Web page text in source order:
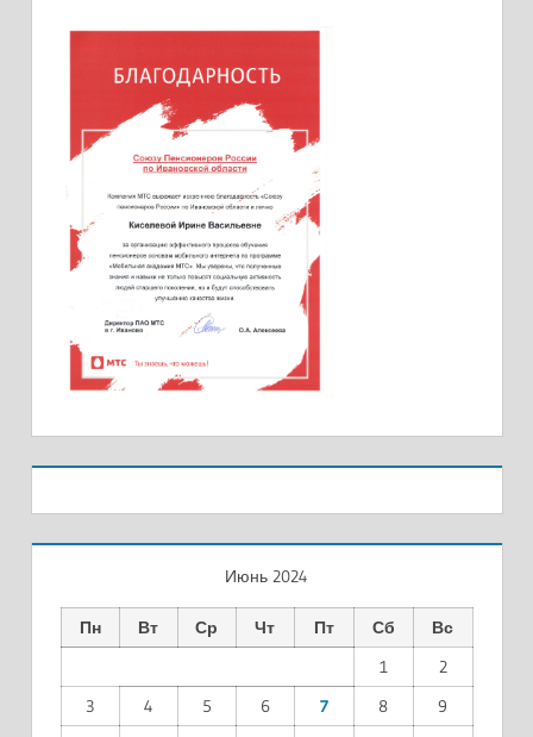
Июнь 2024
Пн Вт Ср Чт Пт Сб
Вс
1
2
3
4 5 6 7 8
9